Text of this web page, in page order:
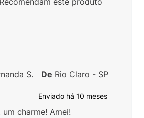
Recomendam este produto
Enviado há 10 meses
charme! Amei!
S. De Rio Claro - SP